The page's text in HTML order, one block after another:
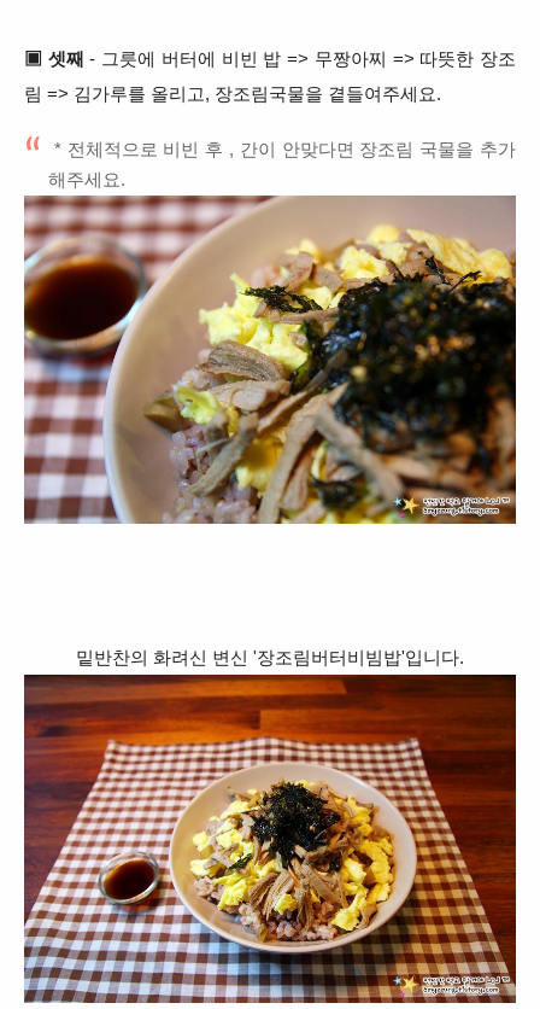
▣ 셋째- 그릇에 버터에 비빈 밥 => 무짱아찌 => 따뜻한 장조
림 => 김가루를 올리고, 장조림국물을 곁들여주세요.
* 전체적으로 비빈 후 , 간이 안맞다면 장조림 국물을 추가
해주세요.
밑반찬의 화려신 변신 '장조림버터비빔밥'입니다.